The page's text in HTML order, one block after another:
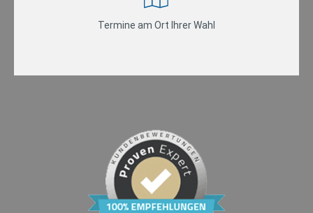
Termine am Ort Ihrer Wahl